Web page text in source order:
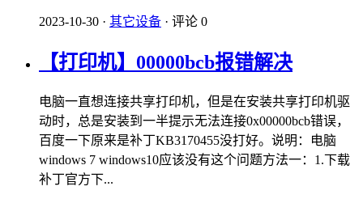
2023-10-30 · 其它设备 · 评论 0
【打印机】00000bcb报错解决
电脑一直想连接共享打印机，但是在安装共享打印机驱
动时，总是安装到一半提示无法连接0x00000bcb错误，
百度一下原来是补丁KB3170455没打好。说明：电脑
windows 7 windows10应该没有这个问题方法一：1.下载
补丁官方下...